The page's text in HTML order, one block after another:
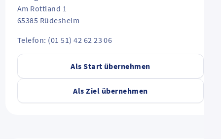
Als Start übernehmen
Als Ziel übernehmen
Am Rottland 1
65385 Rüdesheim
Telefon: (01 51) 42 62 23 06